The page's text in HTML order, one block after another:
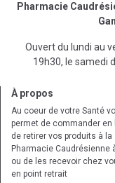
Pharmacie
Ouvert du lundi au
19h30, le samedi
À propos
Au coeur de votre Santé
permet de commander en
de retirer vos produits à la
Pharmacie Caudrésienne
ou de les recevoir chez
en point retrait